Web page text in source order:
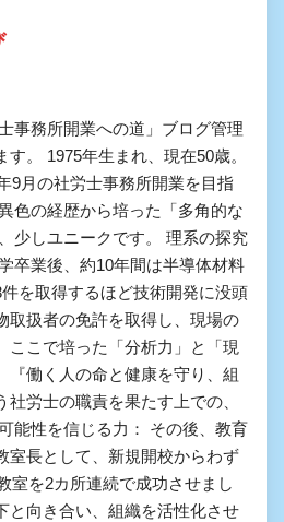
事務所開業への道」ブログ管理
。 1975年生まれ、現在50歳。
9月の社労士事務所開業を目指
色の経歴から培った「多角的な
少しユニークです。 理系の探究
卒業後、約10年間は半導体材料
を取得するほど技術開発に没頭
取扱者の免許を取得し、現場の
ここで培った「分析力」と「現
『働く人の命と健康を守り、組
労士の職責を果たす上での、
能性を信じる力： その後、教育
室長として、新規開校からわず
室を2カ所連続で成功させまし
と向き合い、組織を活性化させ